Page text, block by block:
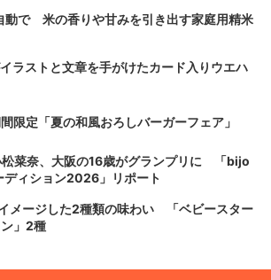
動で 米の香りや甘みを引き出す家庭用精米
ラストと文章を手がけたカード入りウエハ
限定「夏の和風おろしバーガーフェア」
松菜奈、大阪の16歳がグランプリに 「bijo
ディション2026」リポート
イメージした2種類の味わい 「ベビースター
」2種